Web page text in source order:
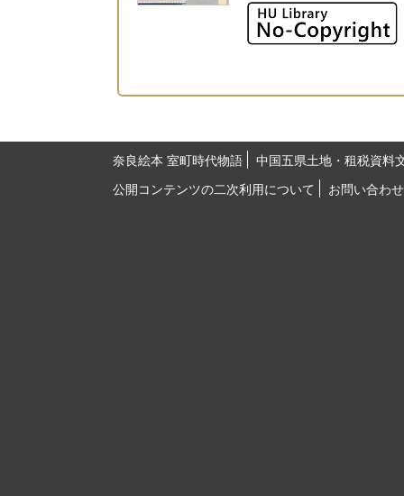
奈良絵本 室町時代物語
中国五県土地・租税資料
公開コンテンツの二次利用について
お問い合わせ